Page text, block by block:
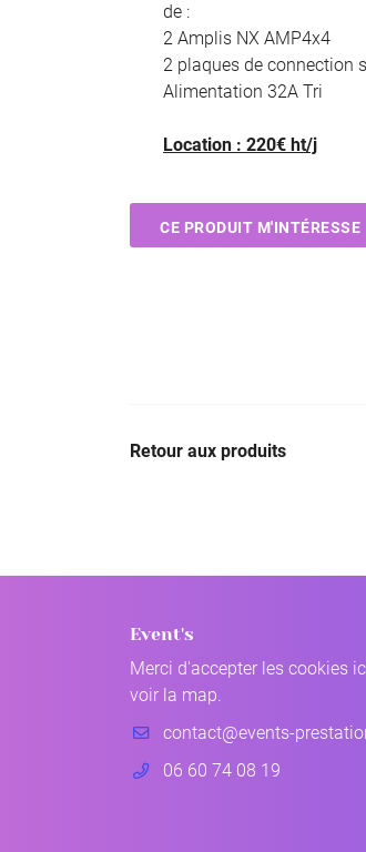
le formulaire de désinscription
INSCRIPTION
de :
2 Amplis NX AMP4x4
2 plaques de connection
Alimentation 32A Tri
Location : 220€ ht/j
CE PRODUIT M'INTÉRESSE
Retour aux produits
Event's
Merci d'accepter les cookies
voir la map.
06 60 74 08 19